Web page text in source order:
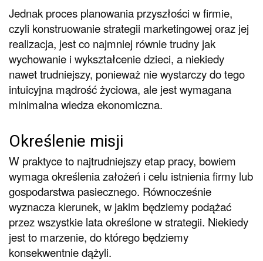
Jednak proces planowania przyszłości w firmie,
czyli konstruowanie strategii marketingowej oraz jej
realizacja, jest co najmniej równie trudny jak
wychowanie i wykształcenie dzieci, a niekiedy
nawet trudniejszy, ponieważ nie wystarczy do tego
intuicyjna mądrość życiowa, ale jest wymagana
minimalna wiedza ekonomiczna.
Określenie misji
W praktyce to najtrudniejszy etap pracy, bowiem
wymaga określenia założeń i celu istnienia firmy lub
gospodarstwa pasiecznego. Równocześnie
wyznacza kierunek, w jakim będziemy podążać
przez wszystkie lata określone w strategii. Niekiedy
jest to marzenie, do którego będziemy
konsekwentnie dążyli.